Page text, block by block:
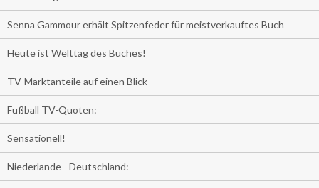
Senna Gammour erhält Spitzenfeder für meistverkauftes Buch
Heute ist Welttag des Buches!
TV-Marktanteile auf einen Blick
Fußball TV-Quoten:
Sensationell!
Niederlande - Deutschland: